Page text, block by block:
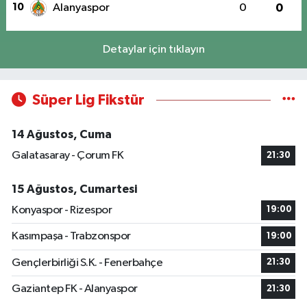
10 Alanyaspor 0 0
Detaylar için tıklayın
Süper Lig Fikstür
14 Ağustos, Cuma
Galatasaray - Çorum FK
21:30
15 Ağustos, Cumartesi
Konyaspor - Rizespor
19:00
Kasımpaşa - Trabzonspor 19:00
Gençlerbirliği S.K. - Fenerbahçe 21:30
Gaziantep FK - Alanyaspor 21:30